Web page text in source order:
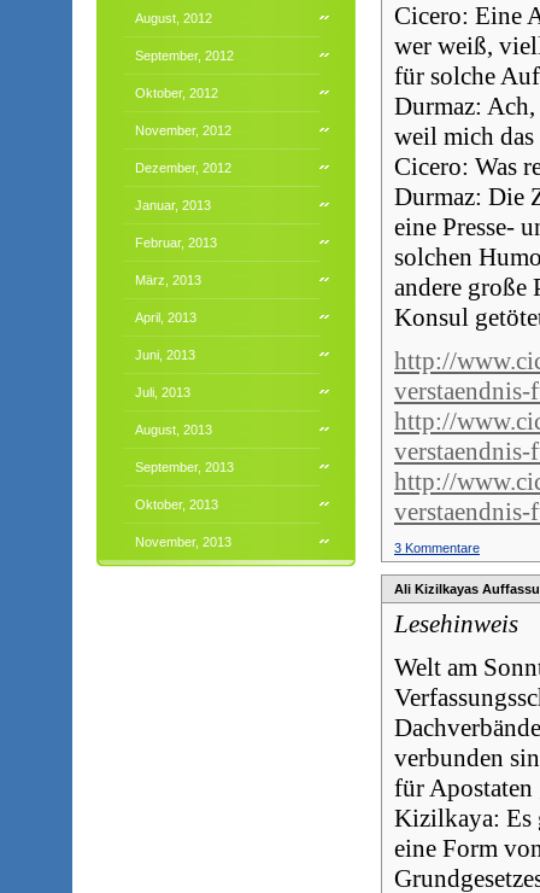
August, 2012
September, 2012
Oktober, 2012
November, 2012
Dezember, 2012
Januar, 2013
Februar, 2013
März, 2013
April, 2013
Juni, 2013
Juli, 2013
August, 2013
September, 2013
Oktober, 2013
November, 2013
Cicero: Eine
wer weiß,
für solche
Durmaz:
weil mich
Cicero: Was
Durmaz: Die
eine Presse-
solchen
andere große
Konsul
http://
http://
http://
3 Kommentare
Ali Kizilkayas
Lesehinweis
Welt am
verbunden
für Apostaten
Kizilkaya: Es
eine Form